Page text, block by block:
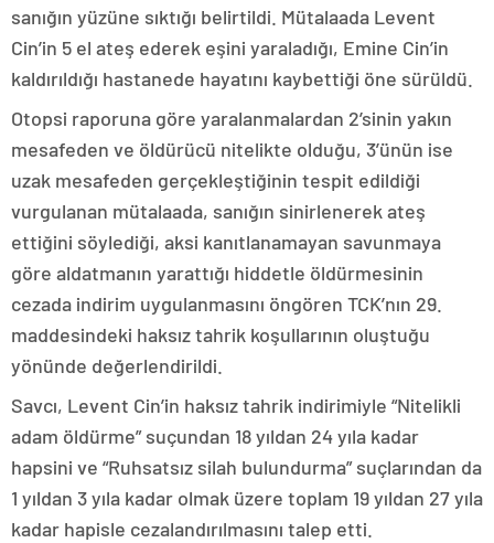
sanığın yüzüne sıktığı belirtildi. Mütalaada Levent
Cin’in 5 el ateş ederek eşini yaraladığı, Emine Cin’in
kaldırıldığı hastanede hayatını kaybettiği öne sürüldü.
Otopsi raporuna göre yaralanmalardan 2’sinin yakın
mesafeden ve öldürücü nitelikte olduğu, 3’ünün ise
uzak mesafeden gerçekleştiğinin tespit edildiği
vurgulanan mütalaada, sanığın sinirlenerek ateş
ettiğini söylediği, aksi kanıtlanamayan savunmaya
göre aldatmanın yarattığı hiddetle öldürmesinin
cezada indirim uygulanmasını öngören TCK’nın 29.
maddesindeki haksız tahrik koşullarının oluştuğu
yönünde değerlendirildi.
Savcı, Levent Cin’in haksız tahrik indirimiyle “Nitelikli
adam öldürme” suçundan 18 yıldan 24 yıla kadar
hapsini ve “Ruhsatsız silah bulundurma” suçlarından da
1 yıldan 3 yıla kadar olmak üzere toplam 19 yıldan 27 yıla
kadar hapisle cezalandırılmasını talep etti.